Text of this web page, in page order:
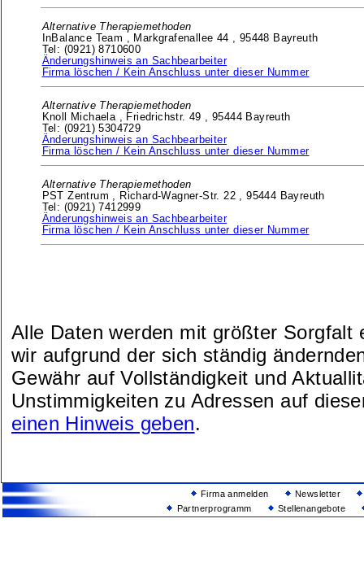
Alternative Therapiemethoden
InBalance Team , Markgrafenallee 44 , 95448 Bayreuth
Tel: (0921) 8710600
Änderungshinweis an Sachbearbeiter
Firma löschen / Kein Anschluss unter dieser Nummer
Alternative Therapiemethoden
Knoll Michaela , Friedrichstr. 49 , 95444 Bayreuth
Tel: (0921) 5304729
Änderungshinweis an Sachbearbeiter
Firma löschen / Kein Anschluss unter dieser Nummer
Alternative Therapiemethoden
PST Zentrum , Richard-Wagner-Str. 22 ,95444 Bayreuth
Tel: (0921) 7412999
Änderungshinweis an Sachbearbeiter
Firma löschen / Kein Anschluss unter dieser Nummer
Alle Daten werden mit größter Sorgfalt
wir aufgrund der sich ständig
Gewähr auf Vollständigkeit und
Unstimmigkeiten zu Adressen auf
einen Hinweis geben.
Firma anmelden
Newsletter
Partnerprogramm
Stellenangebote